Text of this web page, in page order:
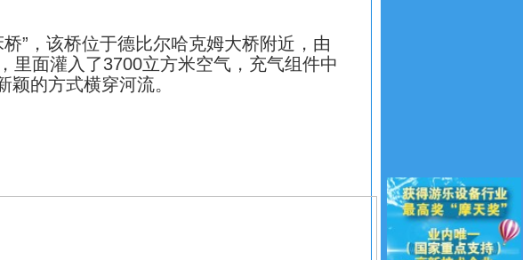
桥”，该桥位于德比尔哈克姆大桥附近，由
里面灌入了3700立方米空气，充气组件中
的方式横穿河流。